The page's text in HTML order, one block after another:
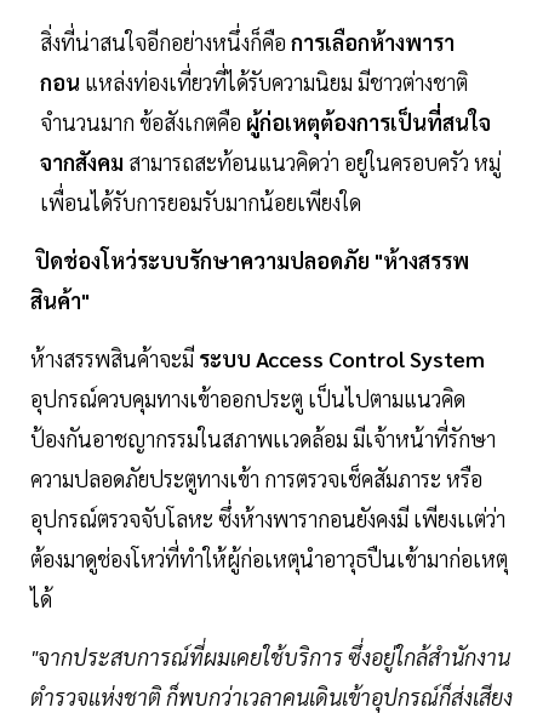
สิ่งที่น่าสนใจอีกอย่างหนึ่งก็คือ การเลือกห้างพารา
กอน แหล่งท่องเที่ยวที่ได้รับความนิยม มีชาวต่างชาติ
จำนวนมาก ข้อสังเกตคือ ผู้ก่อเหตุต้องการเป็นที่สนใจ
จากสังคม สามารถสะท้อนแนวคิดว่า อยู่ในครอบครัว หมู่
เพื่อนได้รับการยอมรับมากน้อยเพียงใด
ปิดช่องโหว่ระบบรักษาความปลอดภัย "ห้างสรรพ
สินค้า"
ห้างสรรพสินค้าจะมี ระบบ Access Control System
อุปกรณ์ควบคุมทางเข้าออกประตู เป็นไปตามแนวคิด
ป้องกันอาชญากรรมในสภาพเเวดล้อม มีเจ้าหน้าที่รักษา
ความปลอดภัยประตูทางเข้า การตรวจเช็คสัมภาระ หรือ
อุปกรณ์ตรวจจับโลหะ ซึ่งห้างพารากอนยังคงมี เพียงเเต่ว่า
ต้องมาดูช่องโหว่ที่ทำให้ผู้ก่อเหตุนำอาวุธปืนเข้ามาก่อเหตุ
ได้
"จากประสบการณ์ที่ผมเคยใช้บริการ ซึ่งอยู่ใกล้สำนักงาน
ตำรวจแห่งชาติ ก็พบกว่าเวลาคนเดินเข้าอุปกรณ์ก็ส่งเสียง